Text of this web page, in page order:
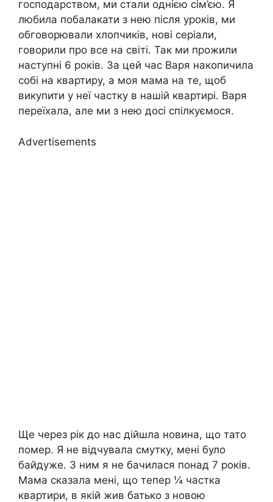
господарством, ми стали однією сім’єю. Я
любила побалакати з нею після уроків, ми
обговорювали хлопчиків, нові серіали,
говорили про все на світі. Так ми прожили
наступні 6 років. За цей час Варя накопичила
собі на квартиру, а моя мама на те, щоб
викупити у неї частку в нашій квартирі. Варя
переїхала, але ми з нею досі спілкуємося.
Advertisements
Ще через рік до нас дійшла новина, що тато
помер. Я не відчувала смутку, мені було
байдуже. З ним я не бачилася понад 7 років.
Мама сказала мені, що тепер ¼ частка
квартири, в якій жив батько з новою